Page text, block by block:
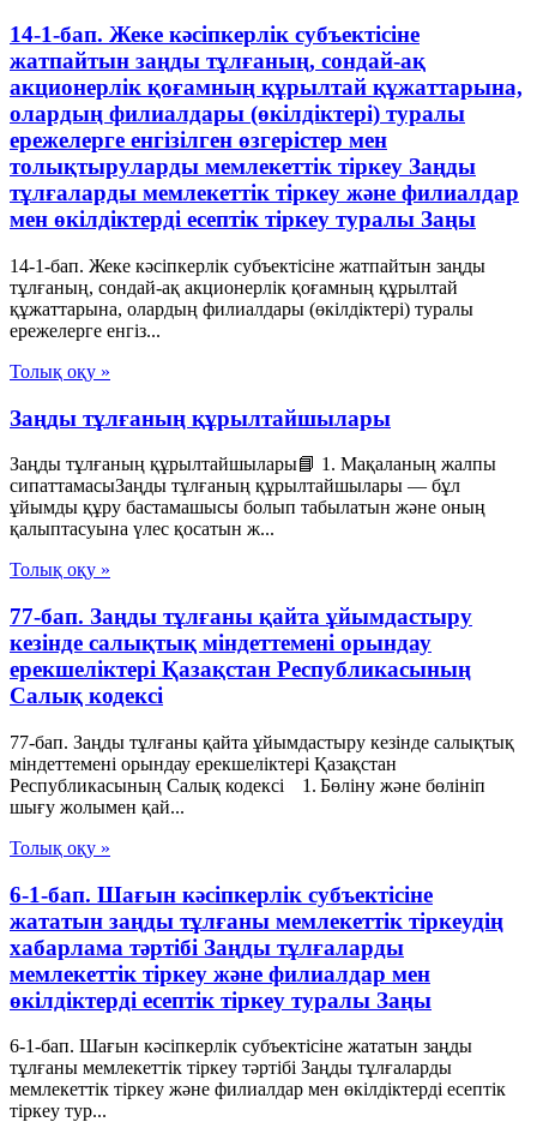
14-1-бап. Жеке кәсіпкерлік субъектісіне
жатпайтын заңды тұлғаның, сондай-ақ
акционерлік қоғамның құрылтай құжаттарына,
олардың филиалдары (өкілдіктері) туралы
ережелерге енгізілген өзгерістер мен
толықтыруларды мемлекеттік тіркеу Заңды
тұлғаларды мемлекеттік тіркеу және филиалдар
мен өкілдіктерді есептік тіркеу туралы Заңы
14-1-бап. Жеке кәсіпкерлік субъектісіне жатпайтын заңды
тұлғаның, сондай-ақ акционерлік қоғамның құрылтай
құжаттарына, олардың филиалдары (өкілдіктері) туралы
ережелерге енгіз...
Толық оқу »
Заңды тұлғаның құрылтайшылары
Заңды тұлғаның құрылтайшылары📘 1. Мақаланың жалпы
сипаттамасыЗаңды тұлғаның құрылтайшылары — бұл
ұйымды құру бастамашысы болып табылатын және оның
қалыптасуына үлес қосатын ж...
Толық оқу »
77-бап. Заңды тұлғаны қайта ұйымдастыру
кезінде салықтық міндеттемені орындау
ерекшеліктері Қазақстан Республикасының
Салық кодексі
77-бап. Заңды тұлғаны қайта ұйымдастыру кезінде салықтық
міндеттемені орындау ерекшеліктері Қазақстан
Республикасының Салық кодексі 1. Бөліну және бөлініп
шығу жолымен қай...
Толық оқу »
6-1-бап. Шағын кәсіпкерлік субъектісіне
жататын заңды тұлғаны мемлекеттік тіркеудің
хабарлама тәртібі Заңды тұлғаларды
мемлекеттік тіркеу және филиалдар мен
өкілдіктерді есептік тіркеу туралы Заңы
6-1-бап. Шағын кәсіпкерлік субъектісіне жататын заңды
тұлғаны мемлекеттік тіркеу тәртібі Заңды тұлғаларды
мемлекеттік тіркеу және филиалдар мен өкілдіктерді есептік
тіркеу тур...